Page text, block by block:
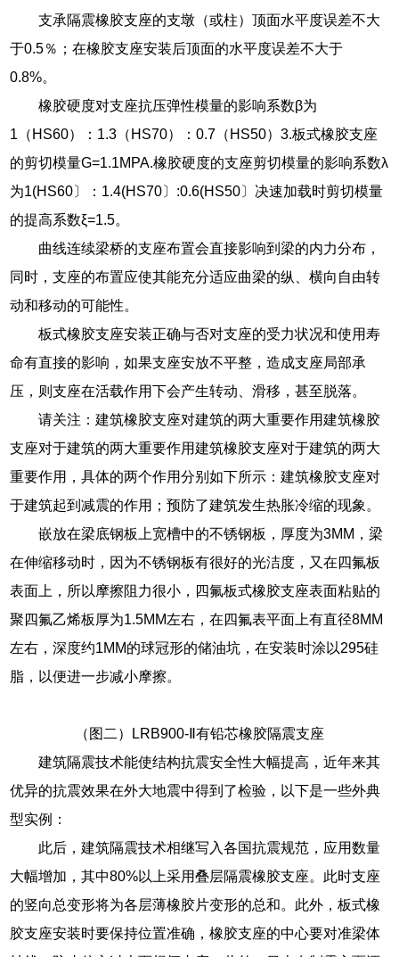
支承隔震橡胶支座的支墩（或柱）顶面水平度误差不大
于0.5％；在橡胶支座安装后顶面的水平度误差不大于
0.8%。
橡胶硬度对支座抗压弹性模量的影响系数β为
1（HS60）：1.3（HS70）：0.7（HS50）3.板式橡胶支座
的剪切模量G=1.1MPA.橡胶硬度的支座剪切模量的影响系数λ
为1(HS60〕：1.4(HS70〕:0.6(HS50〕决速加载时剪切模量
的提高系数ξ=1.5。
曲线连续梁桥的支座布置会直接影响到梁的内力分布，
同时，支座的布置应使其能充分适应曲梁的纵、横向自由转
动和移动的可能性。
板式橡胶支座安装正确与否对支座的受力状况和使用寿
命有直接的影响，如果支座安放不平整，造成支座局部承
压，则支座在活载作用下会产生转动、滑移，甚至脱落。
请关注：建筑橡胶支座对建筑的两大重要作用建筑橡胶
支座对于建筑的两大重要作用建筑橡胶支座对于建筑的两大
重要作用，具体的两个作用分别如下所示：建筑橡胶支座对
于建筑起到减震的作用；预防了建筑发生热胀冷缩的现象。
嵌放在梁底钢板上宽槽中的不锈钢板，厚度为3MM，梁
在伸缩移动时，因为不锈钢板有很好的光洁度，又在四氟板
表面上，所以摩擦阻力很小，四氟板式橡胶支座表面粘贴的
聚四氟乙烯板厚为1.5MM左右，在四氟表平面上有直径8MM
左右，深度约1MM的球冠形的储油坑，在安装时涂以295硅
脂，以便进一步减小摩擦。
（图二）LRB900-Ⅱ有铅芯橡胶隔震支座
建筑隔震技术能使结构抗震安全性大幅提高，近年来其
优异的抗震效果在外大地震中得到了检验，以下是一些外典
型实例：
此后，建筑隔震技术相继写入各国抗震规范，应用数量
大幅增加，其中80%以上采用叠层隔震橡胶支座。此时支座
的竖向总变形将为各层薄橡胶片变形的总和。此外，板式橡
胶支座安装时要保持位置准确，橡胶支座的中心要对准梁体